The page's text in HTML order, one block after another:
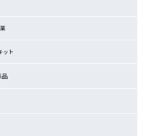
ット